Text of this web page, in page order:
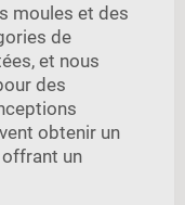
moules et des
de
et nous
des
obtenir un
un